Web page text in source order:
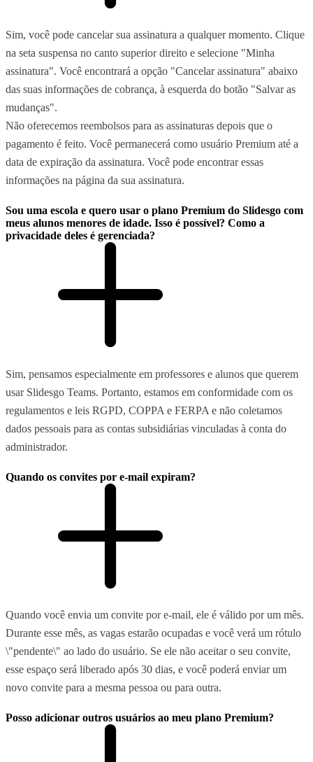
Sim, você pode cancelar sua assinatura a qualquer momento. Clique
na seta suspensa no canto superior direito e selecione "Minha
assinatura". Você encontrará a opção "Cancelar assinatura" abaixo
das suas informações de cobrança, à esquerda do botão "Salvar as
mudanças".
Não oferecemos reembolsos para as assinaturas depois que o
pagamento é feito. Você permanecerá como usuário Premium até a
data de expiração da assinatura. Você pode encontrar essas
informações na página da sua assinatura.
Sou uma escola e quero usar o plano Premium do Slidesgo com
meus alunos menores de idade. Isso é possível? Como a
privacidade deles é gerenciada?
Sim, pensamos especialmente em professores e alunos que querem
usar Slidesgo Teams. Portanto, estamos em conformidade com os
regulamentos e leis RGPD, COPPA e FERPA e não coletamos
dados pessoais para as contas subsidiárias vinculadas à conta do
administrador.
Quando os convites por e-mail expiram?
Quando você envia um convite por e-mail, ele é válido por um mês.
Durante esse mês, as vagas estarão ocupadas e você verá um rótulo
\"pendente\" ao lado do usuário. Se ele não aceitar o seu convite,
esse espaço será liberado após 30 dias, e você poderá enviar um
novo convite para a mesma pessoa ou para outra.
Posso adicionar outros usuários ao meu plano Premium?